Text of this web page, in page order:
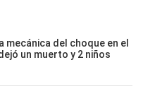
mecánica del choque en el
un muerto y 2 niños